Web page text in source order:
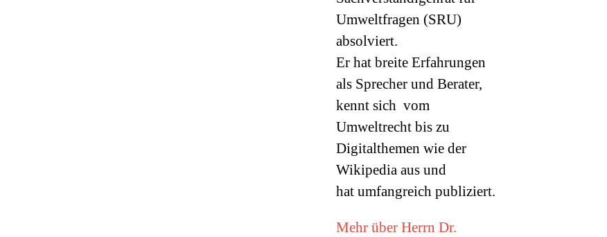
Umweltfragen (SRU)
absolviert.
Er hat breite Erfahrungen
als Sprecher und Berater,
kennt sich vom
Umweltrecht bis zu
Digitalthemen wie der
Wikipedia aus und
hat umfangreich publiziert.
Mehr über Herrn Dr.